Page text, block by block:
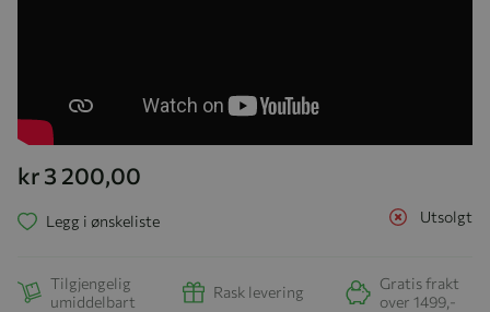
kr 3 200,00
Utsolgt
Legg i ønskeliste
Tilgjengelig
umiddelbart
Rask levering
Gratis frakt
over 1499,-